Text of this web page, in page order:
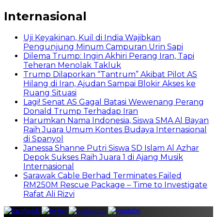
Internasional
Uji Keyakinan, Kuil di India Wajibkan
Pengunjung Minum Campuran Urin Sapi
Dilema Trump: Ingin Akhiri Perang Iran, Tapi
Teheran Menolak Takluk
Trump Dilaporkan “Tantrum” Akibat Pilot AS
Hilang di Iran, Ajudan Sampai Blokir Akses ke
Ruang Situasi
Lagi! Senat AS Gagal Batasi Wewenang Perang
Donald Trump Terhadap Iran
Harumkan Nama Indonesia, Siswa SMA Al Bayan
Raih Juara Umum Kontes Budaya Internasional
di Spanyol
Janessa Shanne Putri Siswa SD Islam Al Azhar
Depok Sukses Raih Juara 1 di Ajang Musik
Internasional
Sarawak Cable Berhad Terminates Failed
RM250M Rescue Package – Time to Investigate
Rafat Ali Rizvi